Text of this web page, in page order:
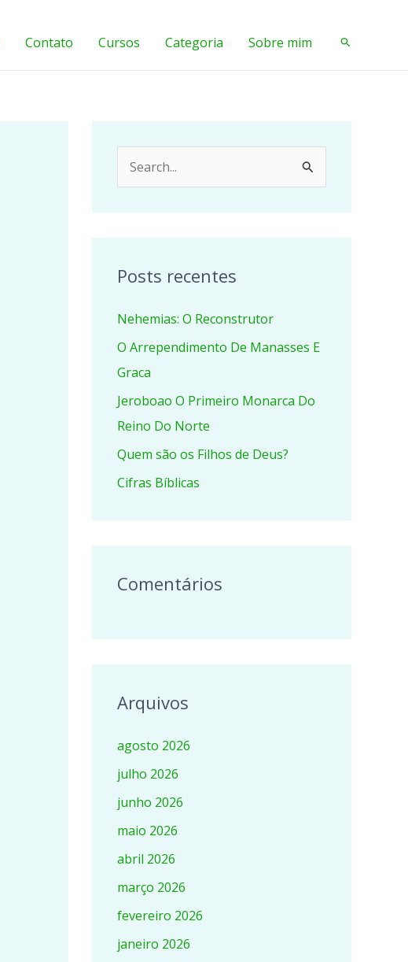
Contato Cursos Categoria Sobre mim Pesquisar
u
s
a
r
p
o
r
Posts recentes
Nehemias: O Reconstrutor
O Arrependimento De Manasses E
Graca
Jeroboao O Primeiro Monarca Do
Reino Do Norte
Quem são os Filhos de Deus?
Cifras Bíblicas
Comentários
Arquivos
agosto 2026
julho 2026
junho 2026
maio 2026
abril 2026
março 2026
fevereiro 2026
janeiro 2026